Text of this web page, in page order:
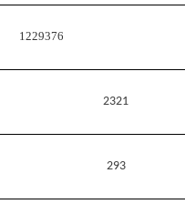
1229376
2321
293